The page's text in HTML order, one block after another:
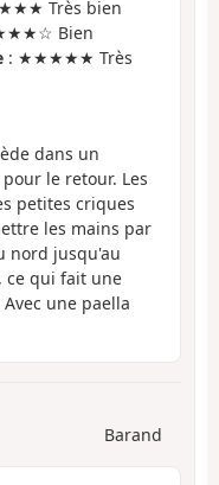
Très bien
Bien
: ★★★★★ Très
dans un
le retour. Les
petites criques
les mains par
nord jusqu'au
ce qui fait une
une paella
Barand